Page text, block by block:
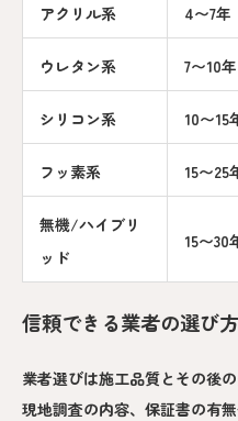
アクリル系 4〜7年
ウレタン系 7〜10年
シリコン系 10〜15
フッ素系 15〜25
無機/ハイブリ
ッド
15〜30
信頼できる業者の選び
業者選びは施工品質とその後
現地調査の内容、保証書の有